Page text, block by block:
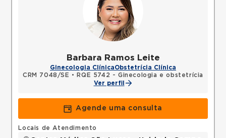
Barbara Ramos Leite
Ginecologia ClínicaObstetrícia Clínica
CRM 7048/SE •
RQE 5742 - Ginecologia e obstetrícia
Ver perfil
Agende uma consulta
Locais de Atendimento